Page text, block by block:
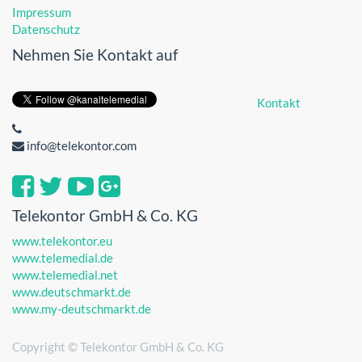
Impressum
Datenschutz
Nehmen Sie Kontakt auf
Kontakt
info@telekontor.com
Telekontor GmbH & Co. KG
www.telekontor.eu
www.telemedial.de
www.telemedial.net
www.deutschmarkt.de
www.my-deutschmarkt.de
Copyright ©Telekontor GmbH & Co. KG